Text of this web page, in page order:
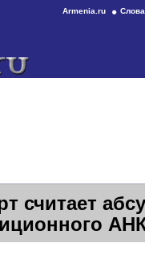
Armenia.ru
считает